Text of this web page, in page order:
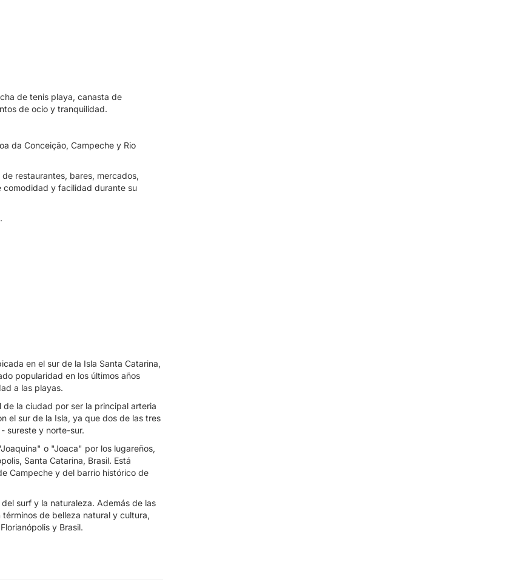
de tenis playa, canasta de
de ocio y tranquilidad.
da Conceição, Campeche y Rio
restaurantes, bares, mercados,
comodidad y facilidad durante su
en el sur de la Isla Santa Catarina,
popularidad en los últimos años
a las playas.
la ciudad por ser la principal arteria
el sur de la Isla, ya que dos de las tres
sureste y norte-sur.
o "Joaca" por los lugareños,
Santa Catarina, Brasil. Está
Campeche y del barrio histórico de
surf y la naturaleza. Además de las
de belleza natural y cultura,
y Brasil.